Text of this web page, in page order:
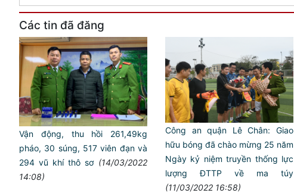
Các tin đã đăng
Vận động, thu hồi 261,49kg
pháo, 30 súng, 517 viên đạn và
294 vũ khí thô sơ (14/03/2022
14:08)
Công an quận Lê Chân: Giao
hữu bóng đã chào mừng 25 năm
Ngày kỷ niệm truyền thống lực
lượng ĐTTP về ma túy
(11/03/2022 16:58)